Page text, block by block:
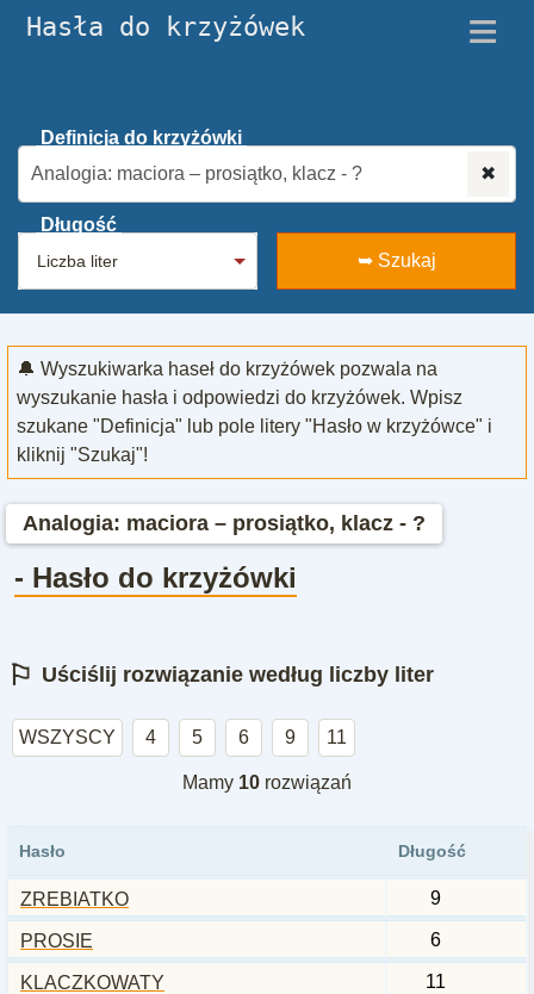
Hasła do krzyżówek ≡
Definicja do krzyżówki
✖
Długość
➥ Szukaj
🔔 Wyszukiwarka haseł do krzyżówek pozwala na
wyszukanie hasła i odpowiedzi do krzyżówek. Wpisz
szukane "Definicja" lub pole litery "Hasło w krzyżówce" i
kliknij "Szukaj"!
Analogia: maciora – prosiątko, klacz - ?
- Hasło do krzyżówki
⚐ Uściślij rozwiązanie według liczby liter
WSZYSCY 4 5 6 9 11
Mamy 10 rozwiązań
Hasło Długość
ZREBIATKO 9
PROSIE 6
KLACZKOWATY 11